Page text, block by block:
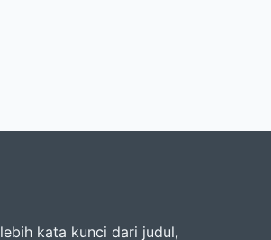
kata kunci dari judul,